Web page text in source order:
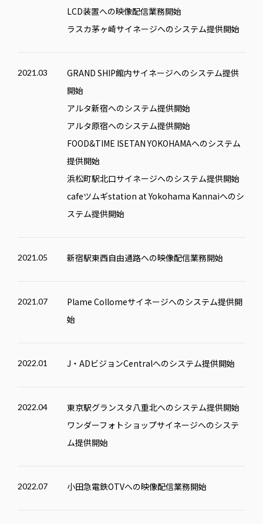
LCD装置への映像配信業務開始
ラスカ茅ヶ崎サイネージへのシステム提供開始
2021.03
GRAND SHIP館内サイネージへのシステム提供
開始
アルタ新宿へのシステム提供開始
アルタ原宿へのシステム提供開始
FOOD&TIME ISETAN YOKOHAMAへのシステム
提供開始
浜松町駅北口サイネージへのシステム提供開始
cafeツムギstation at Yokohama Kannaiへのシ
ステム提供開始
2021.05 新宿駅東西自由通路への映像配信業務開始
2021.07
Plame Collomeサイネージへのシステム提供開
始
2022.01 J・ADビジョンCentralへのシステム提供開始
2022.04
東京駅グランスタ八重北へのシステム提供開始
ワンダーフォトショップサイネージへのシステ
ム提供開始
2022.07 小田急電鉄OTVへの映像配信業務開始